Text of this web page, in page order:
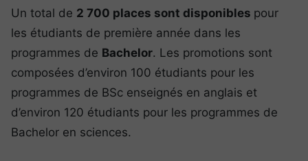
Un total de 2 700 places sont disponibles pour
les étudiants de première année dans les
programmes de Bachelor. Les promotions sont
composées d’environ 100 étudiants pour les
programmes de BSc enseignés en anglais et
d’environ 120 étudiants pour les programmes de
Bachelor en sciences.